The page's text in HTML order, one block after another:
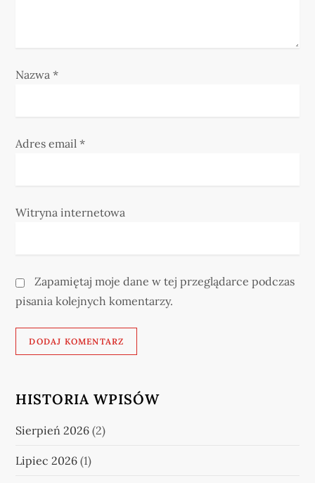
Nazwa*
Adres email*
Witryna internetowa
Zapamiętaj moje dane w tej przeglądarce podczas
pisania kolejnych komentarzy.
HISTORIA WPISÓW
Sierpień 2026 (2)
Lipiec 2026 (1)